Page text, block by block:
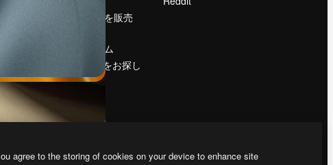
ター
ト
コンテンツを販売
する
プレスルーム
magnific.aiをお探し
ですか？
agree to the storing of cookies on your device to enhance site